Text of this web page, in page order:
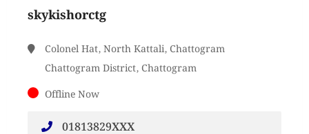
skykishorctg
Colonel Hat, North Kattali, Chattogram
Chattogram District, Chattogram
Offline Now
01813829XXX